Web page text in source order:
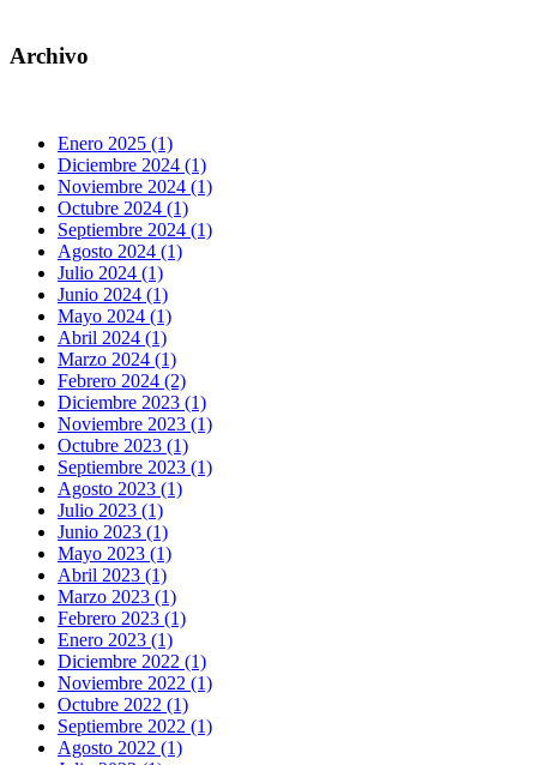
Archivo
Enero 2025 (1)
Diciembre 2024 (1)
Noviembre 2024 (1)
Octubre 2024 (1)
Septiembre 2024 (1)
Agosto 2024 (1)
Julio 2024 (1)
Junio 2024 (1)
Mayo 2024 (1)
Abril 2024 (1)
Marzo 2024 (1)
Febrero 2024 (2)
Diciembre 2023 (1)
Noviembre 2023 (1)
Octubre 2023 (1)
Septiembre 2023 (1)
Agosto 2023 (1)
Julio 2023 (1)
Junio 2023 (1)
Mayo 2023 (1)
Abril 2023 (1)
Marzo 2023 (1)
Febrero 2023 (1)
Enero 2023 (1)
Diciembre 2022 (1)
Noviembre 2022 (1)
Octubre 2022 (1)
Septiembre 2022 (1)
Agosto 2022 (1)